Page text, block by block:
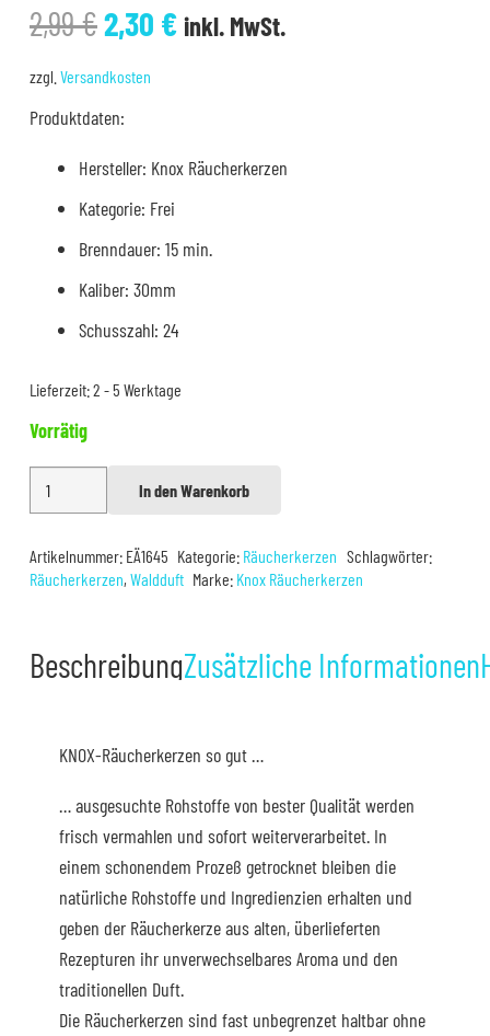
2,99€Ursprünglicher
Preis
war:
2,99 €
2,30 €Aktueller
inkl. MwSt.
zzgl. Versandkosten
Produktdaten:
Hersteller: Knox Räucherkerzen
Kategorie: Frei
Brenndauer: 15 min.
Kaliber: 30mm
Schusszahl: 24
Lieferzeit:2 - 5 Werktage
Vorrätig
Knox
Original
Räucherkerzen
In den Warenkorb
Alternative:
Artikelnummer: EÄ1645 Kategorie: Räucherkerzen Schlagwörter:
Räucherkerzen, Waldduft Marke: Knox Räucherkerzen
BeschreibungZusätzliche Informationen
KNOX-Räucherkerzen so gut …
… ausgesuchte Rohstoffe von bester Qualität werden
frisch vermahlen und sofort weiterverarbeitet. In
einem schonendem Prozeß getrocknet bleiben die
natürliche Rohstoffe und Ingredienzien erhalten und
geben der Räucherkerze aus alten, überlieferten
Rezepturen ihr unverwechselbares Aroma und den
traditionellen Duft.
Die Räucherkerzen sind fast unbegrenzet haltbar ohne